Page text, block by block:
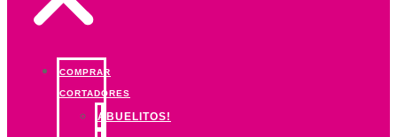
COMPRAR
CORTADORES
ABUELITOS!